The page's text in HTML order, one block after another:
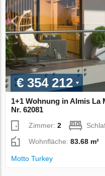
€ 354 212
1+1 Wohnung in Almis La
Nr. 62081
Zimmer:2
Wohnfläche:83.68 m²
Motto Turkey